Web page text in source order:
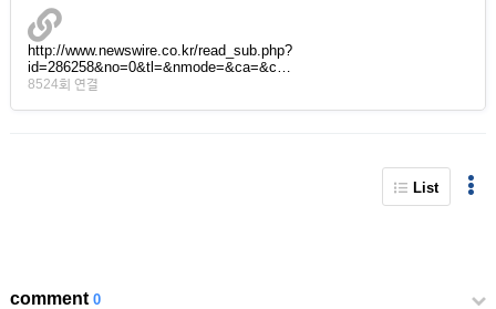
http://www.newswire.co.kr/read_sub.php?
id=286258&no=0&tl=&nmode=&ca=&c…
8524회 연결
List
comment0